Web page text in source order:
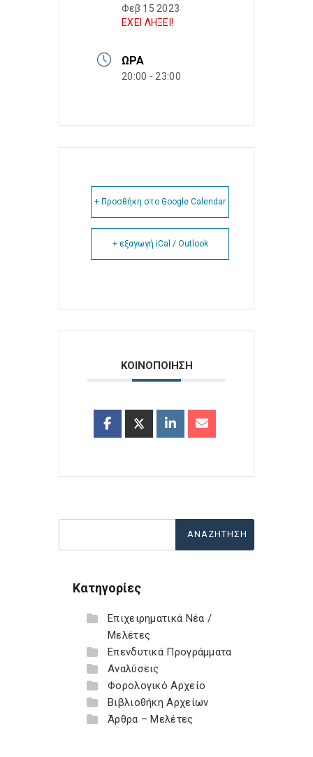
Φεβ 15 2023
ΕΧΕΙ ΛΗΞΕΙ!
ΏΡΑ
20:00 - 23:00
+ Προσθήκη στο Google Calendar
+ εξαγωγή iCal / Outlook
ΚΟΙΝΟΠΟΙΗΣΗ
Κατηγορίες
Επιχειρηματικά Νέα /
Μελέτες
Επενδυτικά Προγράμματα
Αναλύσεις
Φορολογικό Αρχείο
Βιβλιοθήκη Αρχείων
Άρθρα – Μελέτες